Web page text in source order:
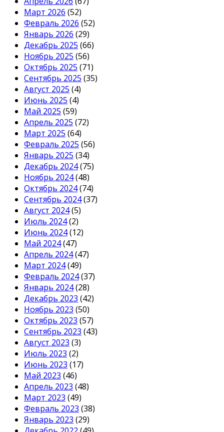
Март 2026 (52)
Февраль 2026 (52)
Январь 2026 (29)
Декабрь 2025 (66)
Ноябрь 2025 (56)
Октябрь 2025 (71)
Сентябрь 2025 (35)
Август 2025 (4)
Июнь 2025 (4)
Май 2025 (59)
Апрель 2025 (72)
Март 2025 (64)
Февраль 2025 (56)
Январь 2025 (34)
Декабрь 2024(75)
Ноябрь 2024(48)
Октябрь 2024(74)
Сентябрь 2024(37)
Август 2024(5)
Июль 2024(2)
Июнь 2024(12)
Май 2024(47)
Апрель 2024(47)
Март 2024(49)
Февраль 2024(37)
Январь 2024(28)
Декабрь 2023 (42)
Ноябрь 2023 (50)
Октябрь 2023 (57)
Сентябрь 2023 (43)
Август 2023 (3)
Июль 2023 (2)
Июнь 2023 (17)
Май 2023 (46)
Апрель 2023 (48)
Март 2023 (49)
Февраль 2023 (38)
Январь 2023 (29)